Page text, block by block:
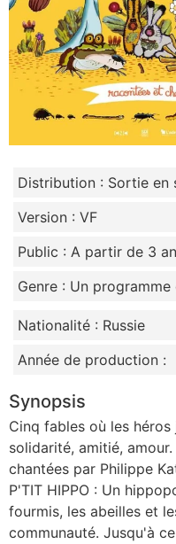
Distribution : Sortie en
Version : VF
Public : A partir de 3
Genre : Un
Nationalité : Russie
Année de production :
Synopsis
Cinq fables où les
solidarité, amitié,
chantées par Philippe
P'TIT HIPPO : Un
fourmis, les abeilles et
communauté. Jusqu'à